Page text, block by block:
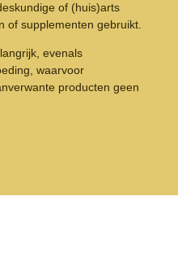
of (huis)arts
of supplementen gebruikt.
evenals
waarvoor
producten geen